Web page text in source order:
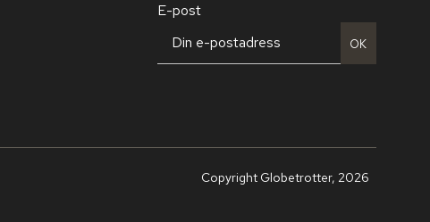
E-post
OK
Copyright Globetrotter, 2026